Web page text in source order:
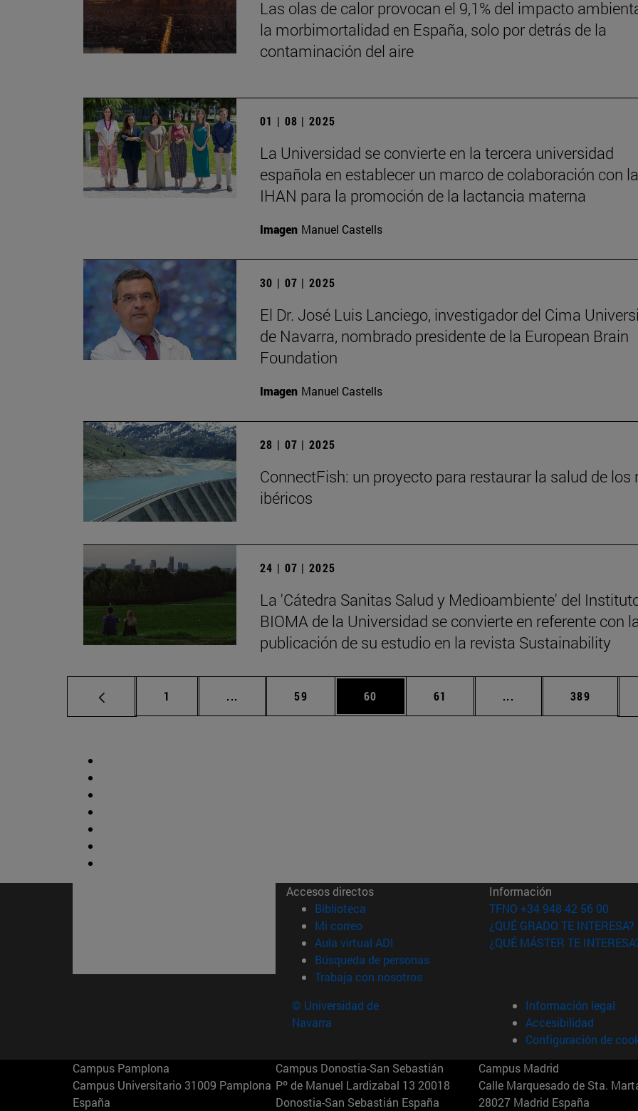
Las olas de calor provocan el 9,1% del impacto
la morbimortalidad en España, solo por detrás de la
contaminación del aire
01 | 08 | 2025
La Universidad se convierte en la tercera universidad
española en establecer un marco de colaboración con la
IHAN para la promoción de la lactancia materna
Imagen Manuel Castells
30 | 07 | 2025
El Dr. José Luis Lanciego, investigador del Cima
de Navarra, nombrado presidente de la European Brain
Foundation
Imagen Manuel Castells
28 | 07 | 2025
ConnectFish: un proyecto para restaurar la salud de los
ibéricos
24 | 07 | 2025
La 'Cátedra Sanitas Salud y Medioambiente' del
BIOMA de la Universidad se convierte en referente con
publicación de su estudio en la revista Sustainability
Página
1 ... Páginas intermedias Use TAB para desplazarse.
Página
59 Página
60 Página
61 ... Páginas intermedias
Página
389
Accesos directos
Biblioteca (abre en nueva ventana)
Mi correo(abre en nueva ventana)
Aula virtual ADI (abre en nueva ventana)
Búsqueda de personas(abre en nueva ventana)
Trabaja con nosotros(abre en nueva ventana)
Información
TFNO +34 948 42 56 00
¿QUÉ GRADO TE INTERESA?
¿QUÉ MÁSTER TE
© Universidad de
Navarra
Información legal
Accesibilidad
Configuración de
Campus Pamplona
Campus Universitario 31009 Pamplona
España
Campus Donostia-San Sebastián
Pº de Manuel Lardizabal 13 20018
Donostia-San Sebastián España
Campus Madrid
Calle Marquesado de Sta.
28027 Madrid España